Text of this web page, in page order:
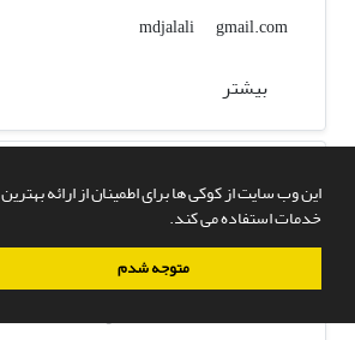
این وب سایت از کوکی ها برای اطمینان از ارائه بهترین
خدمات استفاده می کند.
متوجه شدم
mdjalali
gmail.com
بیشتر
دبیر افتخاری
دکتر مهدی هداوند